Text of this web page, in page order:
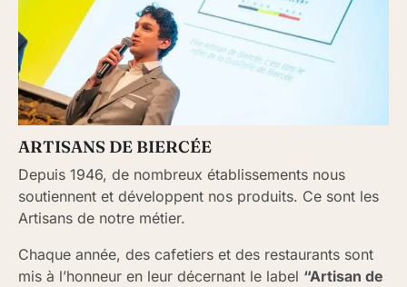
ARTISANS DE BIERCÉE
Depuis 1946, de nombreux établissements nous
soutiennent et développent nos produits. Ce sont les
Artisans de notre métier.
Chaque année, des cafetiers et des restaurants sont
mis à l’honneur en leur décernant le label “Artisan de